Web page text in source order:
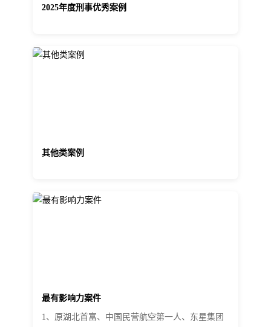
2025年度刑事优秀案例
其他类案例
最有影响力案件
1、原湖北首富、中国民营航空第一人、东星集团